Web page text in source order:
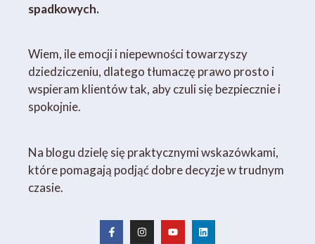
spadkowych.
Wiem, ile emocji i niepewności towarzyszy
dziedziczeniu, dlatego tłumaczę prawo prosto i
wspieram klientów tak, aby czuli się bezpiecznie i
spokojnie.
Na blogu dzielę się praktycznymi wskazówkami,
które pomagają podjąć dobre decyzje w trudnym
czasie.